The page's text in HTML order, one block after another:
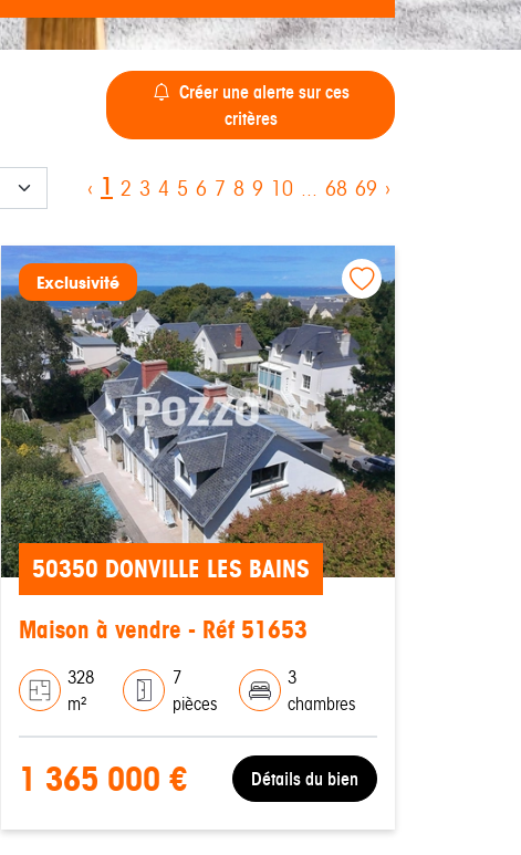
Créer une alerte sur ces
critères
‹ 1 2 3 4 5 6 7 8 9 10 ... 68 69 ›
Exclusivité
50350 DONVILLE LES BAINS
Maison à vendre - Réf 51653
328
m²
7
pièces
3
chambres
1 365 000 € Détails du bien